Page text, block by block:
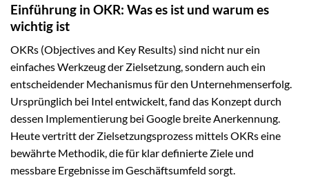
Einführung in OKR: Was es ist und warum es
wichtig ist
OKRs (Objectives and Key Results) sind nicht nur ein
einfaches Werkzeug der Zielsetzung, sondern auch ein
entscheidender Mechanismus für den Unternehmenserfolg.
Ursprünglich bei Intel entwickelt, fand das Konzept durch
dessen Implementierung bei Google breite Anerkennung.
Heute vertritt der Zielsetzungsprozess mittels OKRs eine
bewährte Methodik, die für klar definierte Ziele und
messbare Ergebnisse im Geschäftsumfeld sorgt.